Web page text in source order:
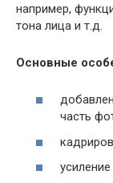
например,
тона лица и т.д.
Основные
часть